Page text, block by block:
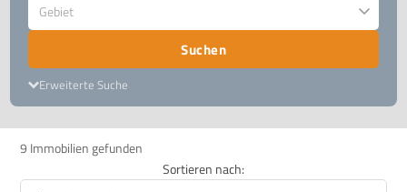
Gebiet
Suchen
Erweiterte Suche
9 Immobilien gefunden
Sortieren nach: